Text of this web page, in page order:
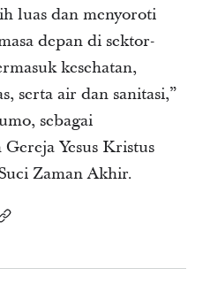
luas dan menyoroti
depan di sektor-
kesehatan,
serta air dan sanitasi,”
sebagai
Yesus Kristus
Zaman Akhir.